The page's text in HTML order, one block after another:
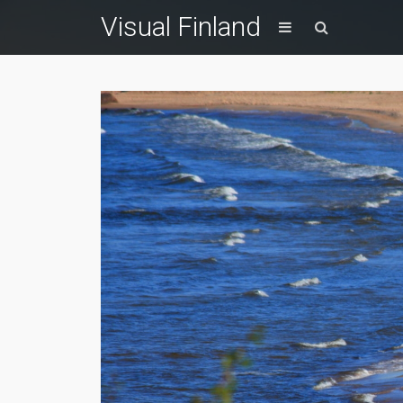
Visual Finland